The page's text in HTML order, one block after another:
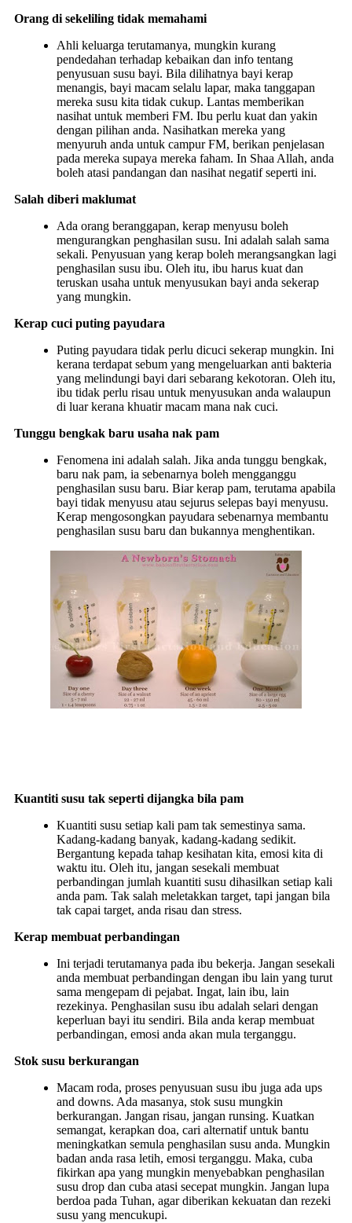
Orang di sekeliling tidak memahami
Ahli keluarga terutamanya, mungkin kurang
pendedahan terhadap kebaikan dan info tentang
penyusuan susu bayi. Bila dilihatnya bayi kerap
menangis, bayi macam selalu lapar, maka tanggapan
mereka susu kita tidak cukup. Lantas memberikan
nasihat untuk memberi FM. Ibu perlu kuat dan yakin
dengan pilihan anda. Nasihatkan mereka yang
menyuruh anda untuk campur FM, berikan penjelasan
pada mereka supaya mereka faham. In Shaa Allah, anda
boleh atasi pandangan dan nasihat negatif seperti ini.
Salah diberi maklumat
Ada orang beranggapan, kerap menyusu boleh
mengurangkan penghasilan susu. Ini adalah salah sama
sekali. Penyusuan yang kerap boleh merangsangkan lagi
penghasilan susu ibu. Oleh itu, ibu harus kuat dan
teruskan usaha untuk menyusukan bayi anda sekerap
yang mungkin.
Kerap cuci puting payudara
Puting payudara tidak perlu dicuci sekerap mungkin. Ini
kerana terdapat sebum yang mengeluarkan anti bakteria
yang melindungi bayi dari sebarang kekotoran. Oleh itu,
ibu tidak perlu risau untuk menyusukan anda walaupun
di luar kerana khuatir macam mana nak cuci.
Tunggu bengkak baru usaha nak pam
Fenomena ini adalah salah. Jika anda tunggu bengkak,
baru nak pam, ia sebenarnya boleh mengganggu
penghasilan susu baru. Biar kerap pam, terutama apabila
bayi tidak menyusu atau sejurus selepas bayi menyusu.
Kerap mengosongkan payudara sebenarnya membantu
penghasilan susu baru dan bukannya menghentikan.
Kuantiti susu tak seperti dijangka bila pam
Kuantiti susu setiap kali pam tak semestinya sama.
Kadang-kadang banyak, kadang-kadang sedikit.
Bergantung kepada tahap kesihatan kita, emosi kita di
waktu itu. Oleh itu, jangan sesekali membuat
perbandingan jumlah kuantiti susu dihasilkan setiap kali
anda pam. Tak salah meletakkan target, tapi jangan bila
tak capai target, anda risau dan stress.
Kerap membuat perbandingan
Ini terjadi terutamanya pada ibu bekerja. Jangan sesekali
anda membuat perbandingan dengan ibu lain yang turut
sama mengepam di pejabat. Ingat, lain ibu, lain
rezekinya. Penghasilan susu ibu adalah selari dengan
keperluan bayi itu sendiri. Bila anda kerap membuat
perbandingan, emosi anda akan mula terganggu.
Stok susu berkurangan
Macam roda, proses penyusuan susu ibu juga ada ups
and downs. Ada masanya, stok susu mungkin
berkurangan. Jangan risau, jangan runsing. Kuatkan
semangat, kerapkan doa, cari alternatif untuk bantu
meningkatkan semula penghasilan susu anda. Mungkin
badan anda rasa letih, emosi terganggu. Maka, cuba
fikirkan apa yang mungkin menyebabkan penghasilan
susu drop dan cuba atasi secepat mungkin. Jangan lupa
berdoa pada Tuhan, agar diberikan kekuatan dan rezeki
susu yang mencukupi.